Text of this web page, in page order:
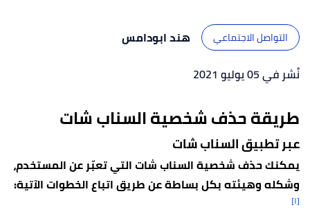
التواصل الاجتماعي
هند ابودامس
نُشر في 05 يوليو 2021
طريقة حذف شخصية السناب شات
عبر تطبيق السناب شات
يمكنك حذف شخصية السناب شات التي تعبّر عن المستخدم،
وشكله وهيئته بكل بساطة عن طريق اتباع الخطوات الآتية:
[١]